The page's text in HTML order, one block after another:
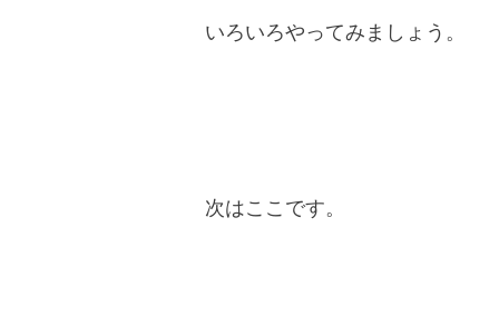
いろいろやってみましょう。
次はここです。